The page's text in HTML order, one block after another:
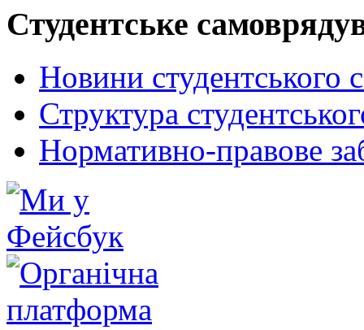
Студентське
Новини студентського
Структура
Нормативно-правове